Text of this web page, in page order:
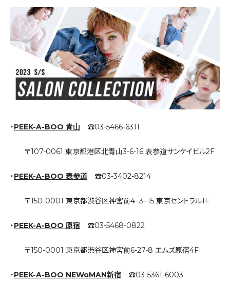
・PEEK-A-BOO 青山 ☎︎03-5466-6311
〒107-0061 東京都港区北青山3-6-16 表参道サンケイビル2F
・PEEK-A-BOO 表参道 ☎︎03-3402-8214
〒150-0001 東京都渋谷区神宮前4−3−15 東京セントラル1F
・PEEK-A-BOO 原宿 ☎︎03-5468-0822
〒150-0001 東京都渋谷区神宮前6-27-8 エムズ原宿4F
・PEEK-A-BOO NEWoMAN新宿 ☎︎03-5361-6003